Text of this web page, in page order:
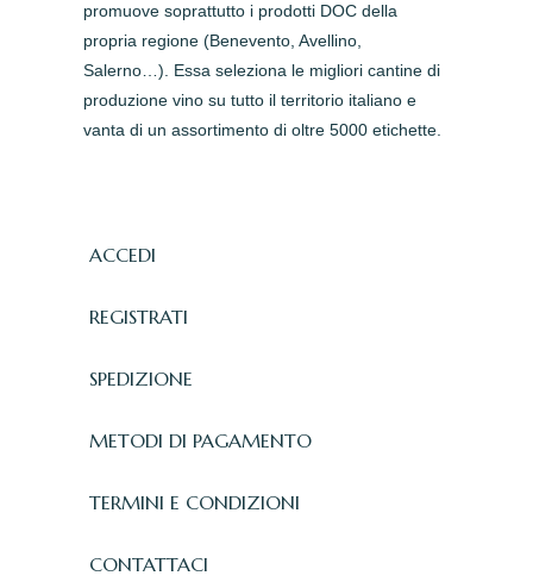
promuove soprattutto i prodotti DOC della
propria regione (Benevento, Avellino,
Salerno…). Essa seleziona le migliori cantine di
produzione vino su tutto il territorio italiano e
vanta di un assortimento di oltre 5000 etichette.
ACCEDI
REGISTRATI
SPEDIZIONE
METODI DI PAGAMENTO
TERMINI E CONDIZIONI
CONTATTACI